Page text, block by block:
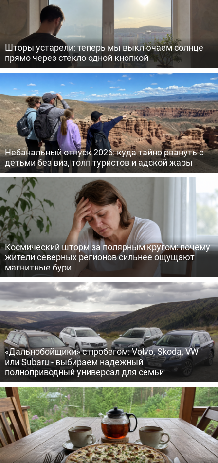
Шторы устарели: теперь мы выключаем солнце
прямо через стекло одной кнопкой
Небанальный отпуск 2026: куда тайно рвануть с
детьми без виз, толп туристов и адской жары
Космический шторм за полярным кругом: почему
жители северных регионов сильнее ощущают
магнитные бури
«Дальнобойщики» с пробегом: Volvo, Skoda, VW
или Subaru - выбираем надежный
полноприводный универсал для семьи